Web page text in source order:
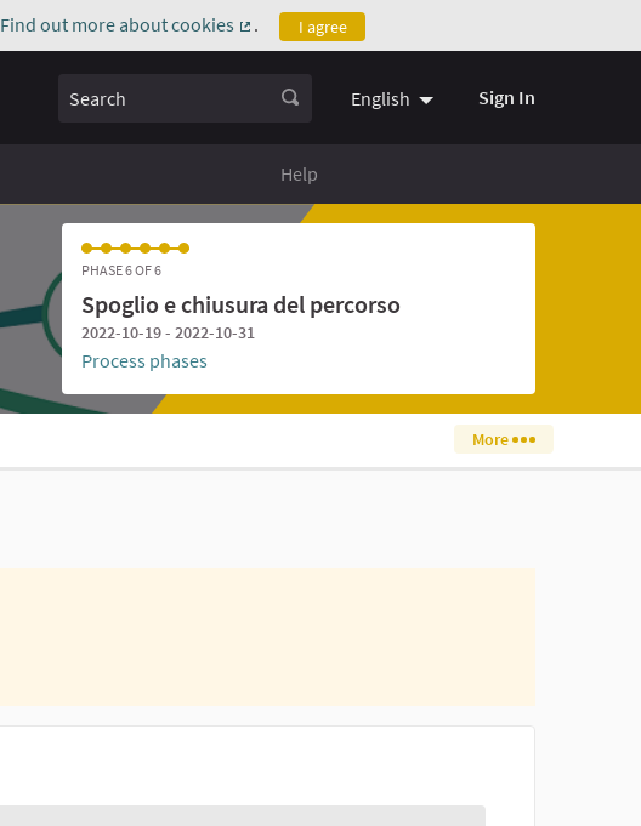
Find out more about cookies
(External link)
. I agree
Search English Sign In
Help
PHASE 6 OF 6
Spoglio e chiusura del percorso
2022-10-19 - 2022-10-31
Process phases
More